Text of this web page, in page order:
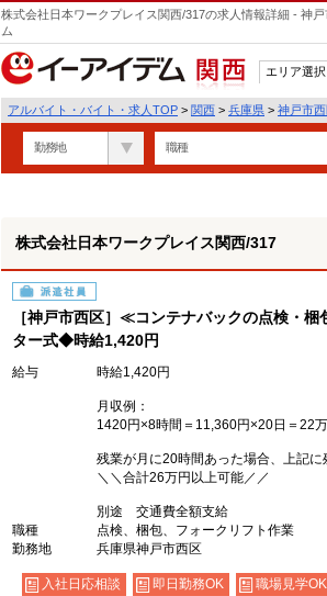
株式会社日本ワークプレイス関西/317の求人情報詳細 - 神
ム
関西
エリア選択
アルバイト・バイト・求人TOP > 関西 > 兵庫県 > 神戸市
勤務地 職種
株式会社日本ワークプレイス関西/317
派遣社員
［神戸市西区］≪コンテナバックの点検・
ター式◆時給1,420円
給与 時給1,420円
月収例：
1420円×8時間＝11,360円×20日＝22
残業が月に20時間あった場合、上記に
＼＼合計26万円以上可能／／
別途 交通費全額支給
職種
点検、梱包、フォークリフト作業
勤務地
兵庫県神戸市西区
入社日応相談 即日勤務OK 職場見学